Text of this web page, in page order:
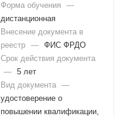
Форма обучения
—
дистанционная
Внесение документа в
реестр — ФИС ФРДО
Срок действия документа
— 5 лет
Вид документа —
удостоверение о
повышении квалификации,